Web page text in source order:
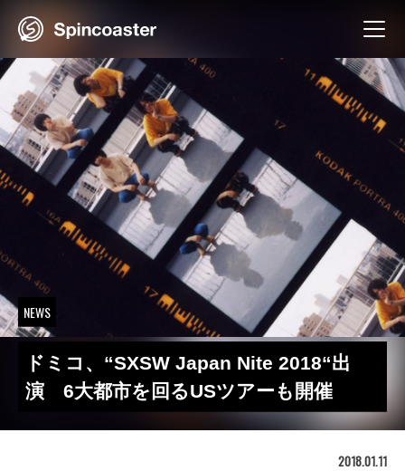
NEWS
ドミコ、“SXSW Japan Nite 2018“出
演 6大都市を回るUSツアーも開催
2018.01.11